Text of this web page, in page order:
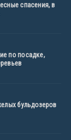
спасения, в
по посадке,
бульдозеров